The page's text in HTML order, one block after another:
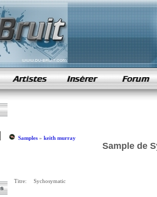
samples de rap
Samples» keith murray
Sample de
Titre: Sychosymatic